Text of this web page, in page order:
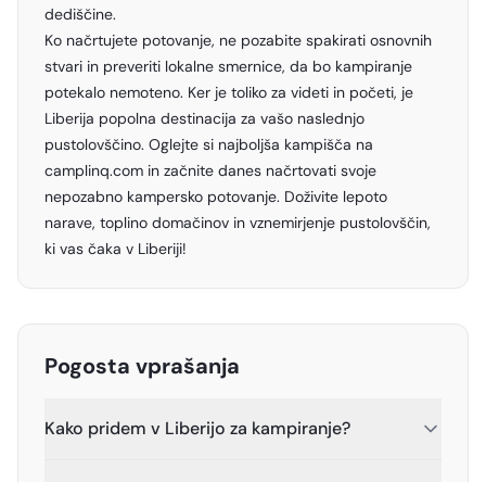
dediščine.
Ko načrtujete potovanje, ne pozabite spakirati osnovnih
stvari in preveriti lokalne smernice, da bo kampiranje
potekalo nemoteno. Ker je toliko za videti in početi, je
Liberija popolna destinacija za vašo naslednjo
pustolovščino. Oglejte si najboljša kampišča na
camplinq.com in začnite danes načrtovati svoje
nepozabno kampersko potovanje. Doživite lepoto
narave, toplino domačinov in vznemirjenje pustolovščin,
ki vas čaka v Liberiji!
Pogosta vprašanja
Kako pridem v Liberijo za kampiranje?